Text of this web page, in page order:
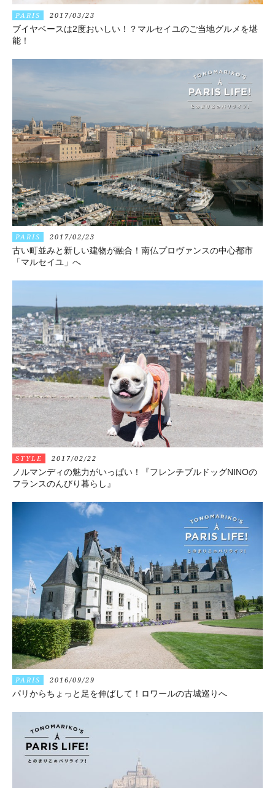
PARIS 2017/03/23
ブイヤベースは2度おいしい！？マルセイユのご当地グルメを堪
能！
PARIS 2017/02/23
古い町並みと新しい建物が融合！南仏プロヴァンスの中心都市
「マルセイユ」へ
STYLE 2017/02/22
ノルマンディの魅力がいっぱい！『フレンチブルドッグNINOの
フランスのんびり暮らし』
PARIS 2016/09/29
パリからちょっと足を伸ばして！ロワールの古城巡りへ